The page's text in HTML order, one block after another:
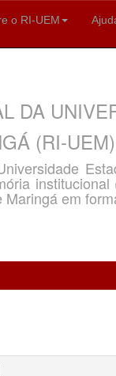
o RI-UEM
DA
(RI-UEM)
em